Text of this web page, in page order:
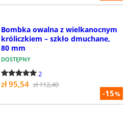
-15%
Bombka owalna z wielkanocnym
króliczkiem – szkło dmuchane,
80 mm
DOSTĘPNY
2
zł 95,54 zł 112,40